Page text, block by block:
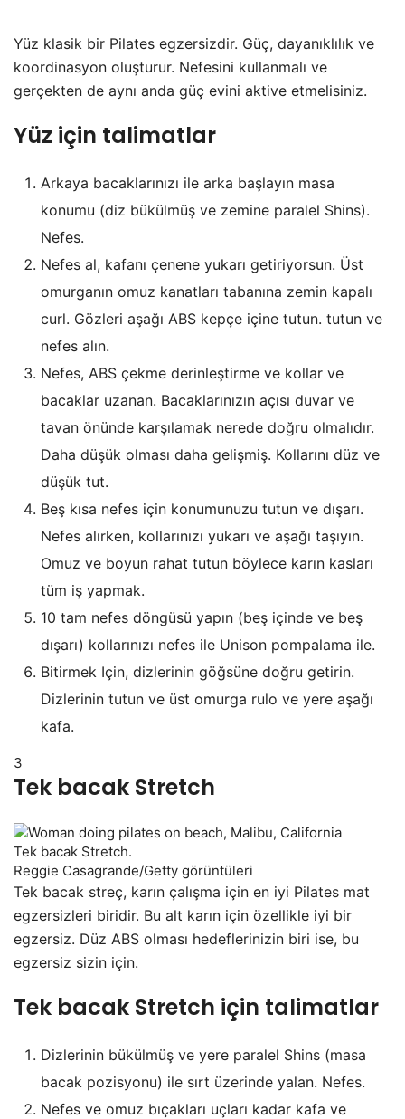
Yüz klasik bir Pilates egzersizdir. Güç, dayanıklılık ve
koordinasyon oluşturur. Nefesini kullanmalı ve
gerçekten de aynı anda güç evini aktive etmelisiniz.
Yüz için talimatlar
Arkaya bacaklarınızı ile arka başlayın masa
konumu (diz bükülmüş ve zemine paralel Shins).
Nefes.
Nefes al, kafanı çenene yukarı getiriyorsun. Üst
omurganın omuz kanatları tabanına zemin kapalı
curl. Gözleri aşağı ABS kepçe içine tutun. tutun ve
nefes alın.
Nefes, ABS çekme derinleştirme ve kollar ve
bacaklar uzanan. Bacaklarınızın açısı duvar ve
tavan önünde karşılamak nerede doğru olmalıdır.
Daha düşük olması daha gelişmiş. Kollarını düz ve
düşük tut.
Beş kısa nefes için konumunuzu tutun ve dışarı.
Nefes alırken, kollarınızı yukarı ve aşağı taşıyın.
Omuz ve boyun rahat tutun böylece karın kasları
tüm iş yapmak.
10 tam nefes döngüsü yapın (beş içinde ve beş
dışarı) kollarınızı nefes ile Unison pompalama ile.
Bitirmek Için, dizlerinin göğsüne doğru getirin.
Dizlerinin tutun ve üst omurga rulo ve yere aşağı
kafa.
3
Tek bacak Stretch
Tek bacak Stretch.
Reggie Casagrande/Getty görüntüleri
Tek bacak streç, karın çalışma için en iyi Pilates mat
egzersizleri biridir. Bu alt karın için özellikle iyi bir
egzersiz. Düz ABS olması hedeflerinizin biri ise, bu
egzersiz sizin için.
Tek bacak Stretch için talimatlar
Dizlerinin bükülmüş ve yere paralel Shins (masa
bacak pozisyonu) ile sırt üzerinde yalan. Nefes.
Nefes ve omuz bıçakları uçları kadar kafa ve